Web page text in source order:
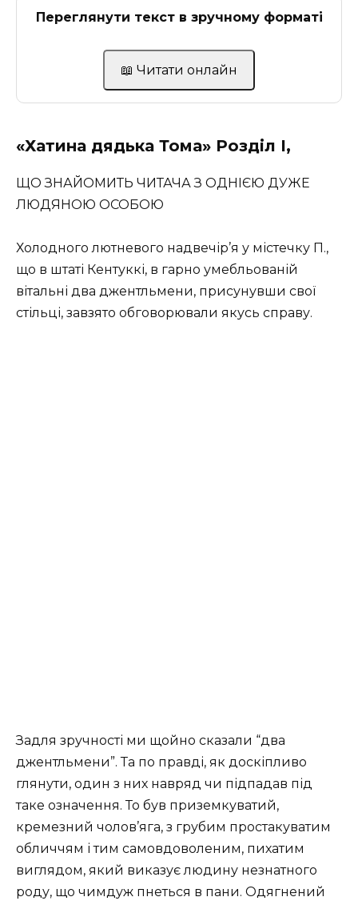
Переглянути текст в зручному форматі
📖 Читати онлайн
«Хатина дядька Тома» Розділ І,
ЩО ЗНАЙОМИТЬ ЧИТАЧА З ОДНІЄЮ ДУЖЕ
ЛЮДЯНОЮ ОСОБОЮ
Холодного лютневого надвечір’я у містечку П.,
що в штаті Кентуккі, в гарно умебльованій
вітальні два джентльмени, присунувши свої
стільці, завзято обговорювали якусь справу.
Задля зручності ми щойно сказали “два
джентльмени”. Та по правді, як доскіпливо
глянути, один з них навряд чи підпадав під
таке означення. То був приземкуватий,
кремезний чолов’яга, з грубим простакуватим
обличчям і тим самовдоволеним, пихатим
виглядом, який виказує людину незнатного
роду, що чимдуж пнеться в пани. Одягнений